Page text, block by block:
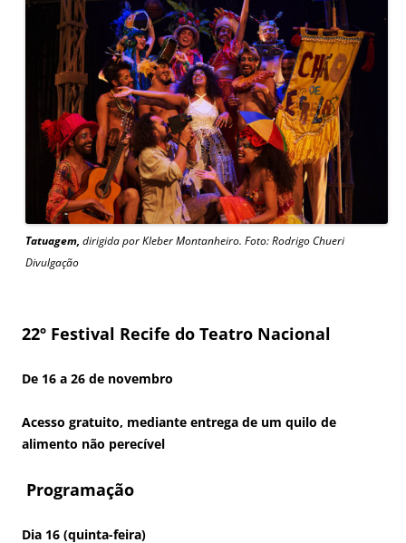
Tatuagem,dirigida por Kleber Montanheiro. Foto: Rodrigo Chueri
Divulgação
22º Festival Recife do Teatro Nacional
De 16 a 26 de novembro
Acesso gratuito, mediante entrega de um quilo de
alimento não perecível
Programação
Dia 16 (quinta-feira)